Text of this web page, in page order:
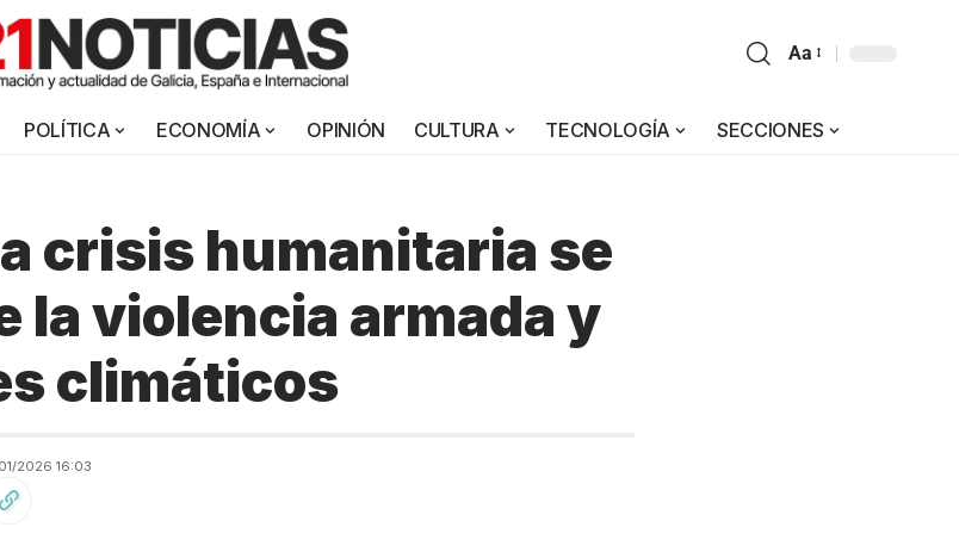
Aa
POLÍTICA ECONOMÍA OPINIÓN CULTURA TECNOLOGÍA SECCIONES
crisis humanitaria se
la violencia armada y
climáticos
2026 16:03